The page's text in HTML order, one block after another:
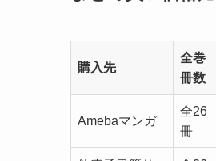
購入先
全巻
冊数
Amebaマンガ
全26
冊